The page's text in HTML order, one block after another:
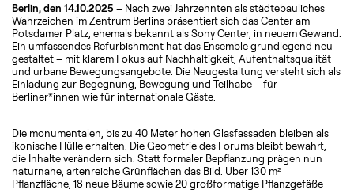
Berlin, den 14.10.2025 – Nach zwei Jahrzehnten als städtebauliches
Wahrzeichen im Zentrum Berlins präsentiert sich das Center am
Potsdamer Platz, ehemals bekannt als Sony Center, in neuem Gewand.
Ein umfassendes Refurbishment hat das Ensemble grundlegend neu
gestaltet – mit klarem Fokus auf Nachhaltigkeit, Aufenthaltsqualität
und urbane Bewegungsangebote. Die Neugestaltung versteht sich als
Einladung zur Begegnung, Bewegung und Teilhabe – für
Berliner*innen wie für internationale Gäste.
Die monumentalen, bis zu 40 Meter hohen Glasfassaden bleiben als
ikonische Hülle erhalten. Die Geometrie des Forums bleibt bewahrt,
die Inhalte verändern sich: Statt formaler Bepflanzung prägen nun
naturnahe, artenreiche Grünflächen das Bild. Über 130 m²
Pflanzfläche, 18 neue Bäume sowie 20 großformatige Pflanzgefäße